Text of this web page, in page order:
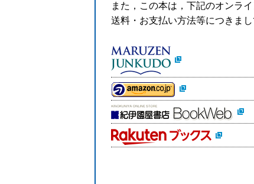
また，この本は，下記のオンラ
送料・お支払い方法等につきま